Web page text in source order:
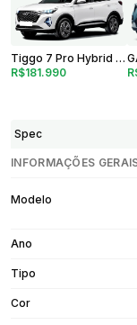
Tiggo 7 Pro Hybrid Max Drive
R$181.990
Spec
INFORMAÇÕES
Modelo
Ano
Tipo
Cor